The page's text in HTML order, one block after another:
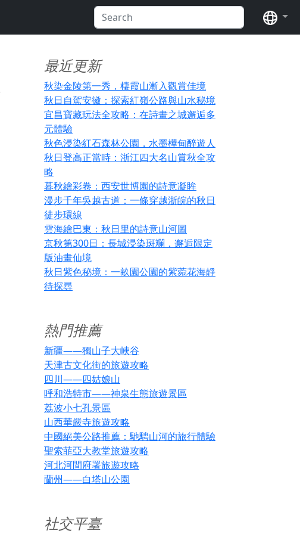
语
最近更新
秋染金陵第一秀，棲霞山漸入觀賞佳境
秋日自駕安徽：探索紅嶺公路與山水秘境
宜昌寶藏玩法全攻略：在詩畫之城邂逅多
元體驗
秋色浸染紅石森林公園，水墨樺甸醉遊人
秋日登高正當時：浙江四大名山賞秋全攻
略
暮秋繪彩卷：西安世博園的詩意凝眸
漫步千年吳越古道：一條穿越浙皖的秋日
徒步環線
雲海繪巴東：秋日里的詩意山河圖
京秋第300日：長城浸染斑斕，邂逅限定
版油畫仙境
秋日紫色秘境：一畝園公園的紫菀花海靜
待探尋
熱門推薦
新疆——獨山子大峽谷
天津古文化街的旅遊攻略
四川——四姑娘山
呼和浩特市——神泉生態旅遊景區
荔波小七孔景區
山西華嚴寺旅遊攻略
中國絕美公路推薦：馳騁山河的旅行體驗
聖索菲亞大教堂旅遊攻略
河北河間府署旅遊攻略
蘭州——白塔山公園
社交平臺